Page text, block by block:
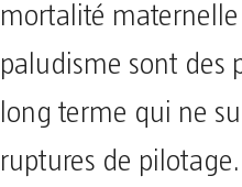
mortalité
paludisme sont des
long terme qui ne
ruptures de pilotage.